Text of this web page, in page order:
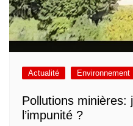
Actualité Environnement
Pollutions minières:
l’impunité ?